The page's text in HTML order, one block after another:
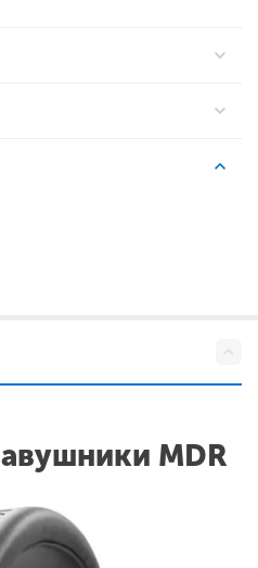
MDR